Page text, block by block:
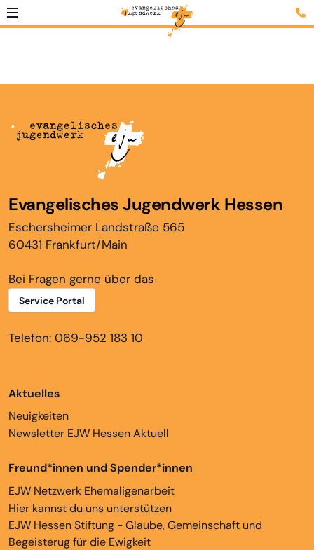
Evangelisches Jugendwerk Hessen
Eschersheimer Landstraße 565
60431 Frankfurt/Main
Bei Fragen gerne über das
Service Portal
Telefon: 069-952 183 10
Aktuelles
Neuigkeiten
Newsletter EJW Hessen Aktuell
Freund*innen und Spender*innen
EJW Netzwerk Ehemaligenarbeit
Hier kannst du uns unterstützen
EJW Hessen Stiftung - Glaube, Gemeinschaft und
Begeisterug für die Ewigkeit